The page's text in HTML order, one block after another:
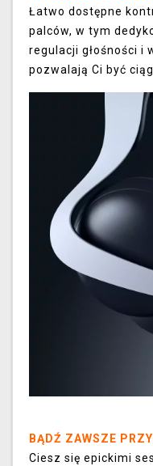
Łatwo dostępne
palców, w tym
regulacji głośności i
pozwalają Ci być
BĄDŹ ZAWSZE
Ciesz się epickimi